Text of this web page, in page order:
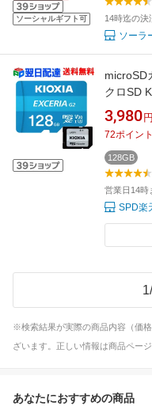
ソーシャルギフト可
属
14時迄の決
ソーラ
microSD
クロSD
SD変換
済 海外
3,980 円
72ポイント
128GB
営業日14時
SPD楽
1
※検索結果が実際の商品内容（価
ざいます。正しい情報は商品ペー
あなたにおすすめの商品